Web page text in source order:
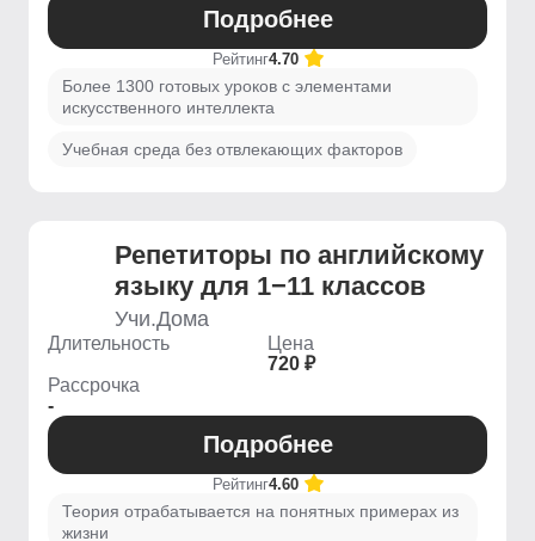
Подробнее
Рейтинг4.70
Более 1300 готовых уроков с элементами
искусственного интеллекта
Учебная среда без отвлекающих факторов
Репетиторы по английскому
языку для 1−11 классов
Учи.Дома
Длительность
Цена
720 ₽
Рассрочка
-
Подробнее
Рейтинг4.60
Теория отрабатывается на понятных примерах из
жизни